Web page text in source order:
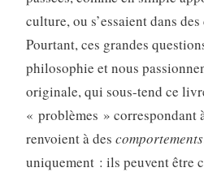
culture, ou s’essaient dans
Pourtant, ces grandes
philosophie et nous
originale, qui sous-tend ce
« problèmes » correspondant
renvoient à des comportements
uniquement : ils peuvent être